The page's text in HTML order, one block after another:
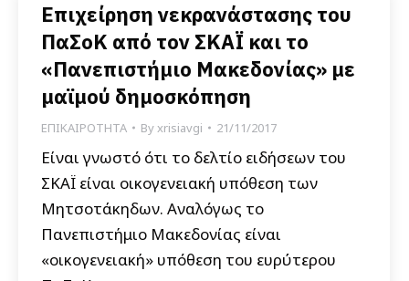
Επιχείρηση νεκρανάστασης του
ΠαΣοΚ από τον ΣΚΑΪ και το
«Πανεπιστήμιο Μακεδονίας» με
μαϊμού δημοσκόπηση
ΕΠΙΚΑΙΡΟΤΗΤΑ Byxrisiavgi 21/11/2017
Είναι γνωστό ότι το δελτίο ειδήσεων του
ΣΚΑΪ είναι οικογενειακή υπόθεση των
Μητσοτάκηδων. Αναλόγως το
Πανεπιστήμιο Μακεδονίας είναι
«οικογενειακή» υπόθεση του ευρύτερου